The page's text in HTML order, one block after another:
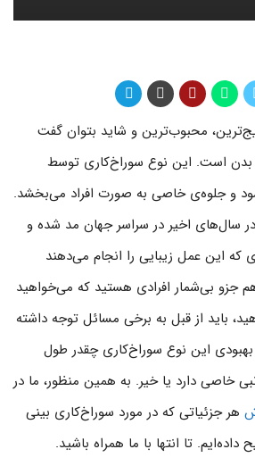
محبوب‌ترین و شاید بتوان گفت
بدن است. این نوع سوراخ‌کاری توسط
و جلوه‌ی خاصی به صورت افراد می‌بخشد.
سال‌های اخیر در سراسر جهان مد شده و
که این عمل زیبایی را انجام می‌دهند
جزو بی‌شمار افرادی هستید که می‌خواهید
باید از قبل به برخی مسائل توجه داشته
بهبودی این نوع سوراخ‌کاری چقدر طول
خاصی دارد یا خیر. به همین منظور، ما در
هر جزئیاتی که در مورد سوراخ‌کاری بینی
تا انتها با ما همراه باشید.